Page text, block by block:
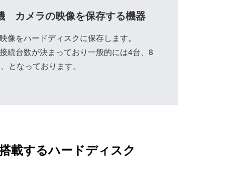
カメラの映像を保存する機器
像をハードディスクに保存します。
続台数が決まっており一般的には4台、8
となっております。
載するハードディスク